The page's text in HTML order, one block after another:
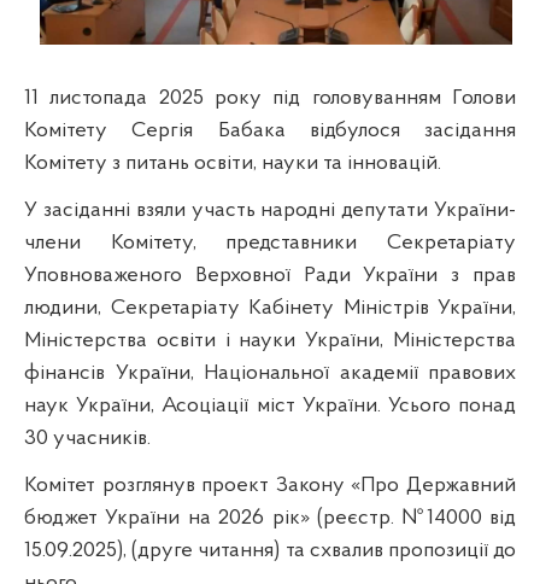
11 листопада 2025 року під головуванням Голови
Комітету Сергія Бабака відбулося засідання
Комітету з питань освіти, науки та інновацій.
У засіданні взяли участь народні депутати України-
члени Комітету, представники Секретаріату
Уповноваженого Верховної Ради України з прав
людини, Секретаріату Кабінету Міністрів України,
Міністерства освіти і науки України, Міністерства
фінансів України, Національної академії правових
наук України, Асоціації міст України. Усього понад
30 учасників.
Комітет розглянув проект Закону «Про Державний
бюджет України на 2026 рік» (реєстр. №14000 від
15.09.2025), (друге читання) та схвалив пропозиції до